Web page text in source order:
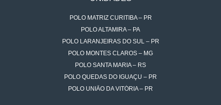
POLO MATRIZ CURITIBA – PR
POLO ALTAMIRA – PA
POLO LARANJEIRAS DO SUL – PR
POLO MONTES CLAROS – MG
POLO SANTA MARIA – RS
POLO QUEDAS DO IGUAÇU – PR
POLO UNIÃO DA VITÓRIA – PR